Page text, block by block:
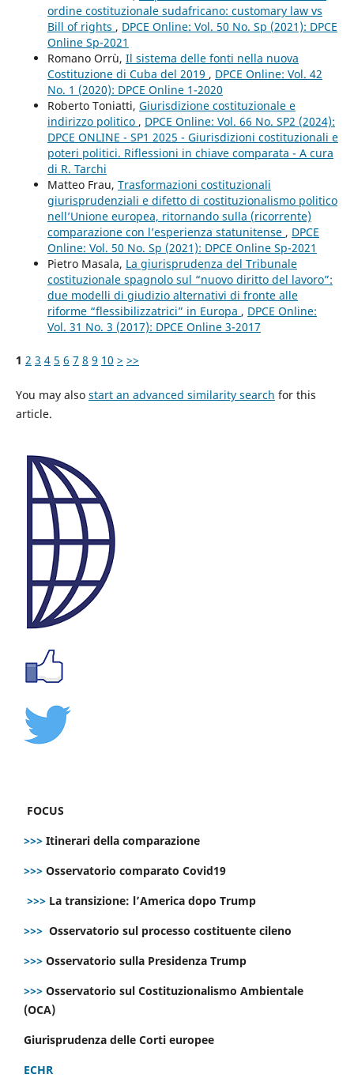
ordine costituzionale sudafricano: customary law vs
Bill of rights , DPCE Online: Vol. 50 No. Sp (2021): DPCE
Online Sp-2021
Romano Orrù, Il sistema delle fonti nella nuova
Costituzione di Cuba del 2019 , DPCE Online: Vol. 42
No. 1 (2020): DPCE Online 1-2020
Roberto Toniatti, Giurisdizione costituzionale e
indirizzo politico , DPCE Online: Vol. 66 No. SP2 (2024):
DPCE ONLINE - SP1 2025 - Giurisdizioni costituzionali e
poteri politici. Riflessioni in chiave comparata - A cura
di R. Tarchi
Matteo Frau, Trasformazioni costituzionali
giurisprudenziali e difetto di costituzionalismo politico
nell’Unione europea, ritornando sulla (ricorrente)
comparazione con l’esperienza statunitense , DPCE
Online: Vol. 50 No. Sp (2021): DPCE Online Sp-2021
Pietro Masala, La giurisprudenza del Tribunale
costituzionale spagnolo sul “nuovo diritto del lavoro”:
due modelli di giudizio alternativi di fronte alle
riforme “flessibilizzatrici” in Europa , DPCE Online:
Vol. 31 No. 3 (2017): DPCE Online 3-2017
1 2 3 4 5 6 7 8 9 10 > >>
You may also start an advanced similarity search for this
article.
FOCUS
>>> Itinerari della comparazione
>>> Osservatorio comparato Covid19
>>> La transizione: l’America dopo Trump
>>> Osservatorio sul processo costituente cileno
>>> Osservatorio sulla Presidenza Trump
>>> Osservatorio sul Costituzionalismo Ambientale
(OCA)
Giurisprudenza delle Corti europee
ECHR